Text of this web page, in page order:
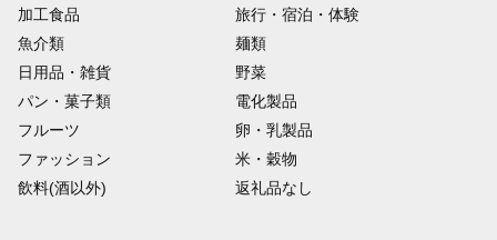
加工食品
旅行・宿泊・体験
魚介類
麺類
日用品・雑貨
野菜
パン・菓子類
電化製品
フルーツ
卵・乳製品
ファッション
米・穀物
飲料(酒以外)
返礼品なし